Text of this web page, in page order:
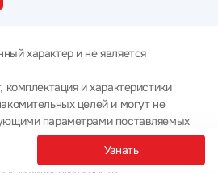
Узнать
характер и не является
и характеристики
целей и могут не
параметрами поставляемых
у менеджера при
конфиденциальности